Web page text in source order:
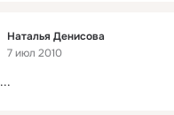
Наталья Денисова
7 июл 2010